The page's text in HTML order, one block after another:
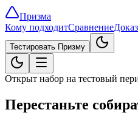
Призма
Кому подходитСравнение
Тестировать Призму
Открыт набор на тестовый
Перестаньте